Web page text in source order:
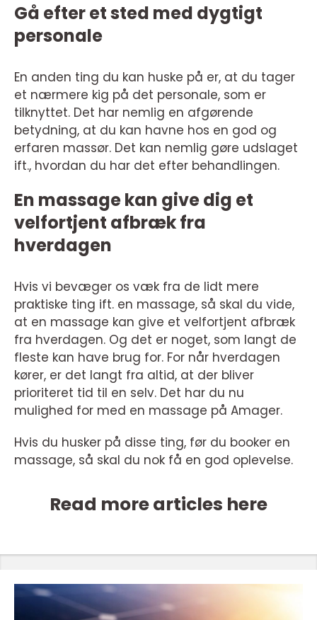
Gå efter et sted med dygtigt
personale
En anden ting du kan huske på er, at du tager
et nærmere kig på det personale, som er
tilknyttet. Det har nemlig en afgørende
betydning, at du kan havne hos en god og
erfaren massør. Det kan nemlig gøre udslaget
ift., hvordan du har det efter behandlingen.
En massage kan give dig et
velfortjent afbræk fra
hverdagen
Hvis vi bevæger os væk fra de lidt mere
praktiske ting ift. en massage, så skal du vide,
at en massage kan give et velfortjent afbræk
fra hverdagen. Og det er noget, som langt de
fleste kan have brug for. For når hverdagen
kører, er det langt fra altid, at der bliver
prioriteret tid til en selv. Det har du nu
mulighed for med en massage på Amager.
Hvis du husker på disse ting, før du booker en
massage, så skal du nok få en god oplevelse.
Read more articles here